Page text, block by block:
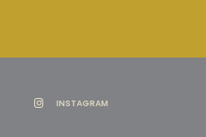
INSTAGRAM